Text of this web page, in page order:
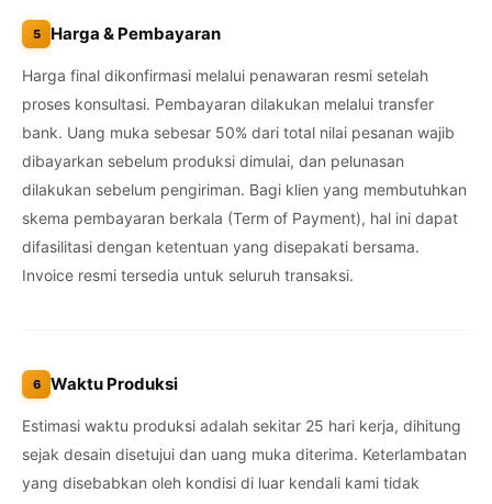
5 Harga & Pembayaran
Harga final dikonfirmasi melalui penawaran resmi setelah
proses konsultasi. Pembayaran dilakukan melalui transfer
bank. Uang muka sebesar 50% dari total nilai pesanan wajib
dibayarkan sebelum produksi dimulai, dan pelunasan
dilakukan sebelum pengiriman. Bagi klien yang membutuhkan
skema pembayaran berkala (Term of Payment), hal ini dapat
difasilitasi dengan ketentuan yang disepakati bersama.
Invoice resmi tersedia untuk seluruh transaksi.
6 Waktu Produksi
Estimasi waktu produksi adalah sekitar 25 hari kerja, dihitung
sejak desain disetujui dan uang muka diterima. Keterlambatan
yang disebabkan oleh kondisi di luar kendali kami tidak